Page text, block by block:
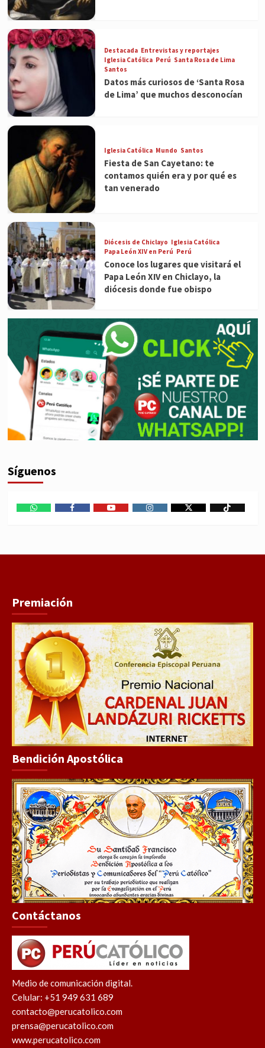
Destacada Entrevistas y reportajes
Iglesia Católica Perú Santa Rosa de Lima
Santos
Datos más curiosos de ‘Santa Rosa
de Lima’ que muchos desconocían
Iglesia Católica Mundo Santos
Fiesta de San Cayetano: te
contamos quién era y por qué es
tan venerado
Diócesis de Chiclayo Iglesia Católica
Papa León XIV en Perú Perú
Conoce los lugares que visitará el
Papa León XIV en Chiclayo, la
diócesis donde fue obispo
Síguenos
Premiación
Bendición Apostólica
Contáctanos
Medio de comunicación digital.
Celular: +51 949 631 689
contacto@perucatolico.com
prensa@perucatolico.com
www.perucatolico.com